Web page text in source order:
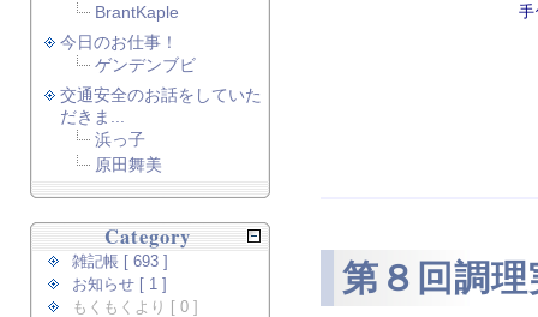
第８回調理
BrantKaple
今日のお仕事！
ゲンデンブビ
交通安全のお話をしていた
だきま...
浜っ子
原田舞美
Category
雑記帳 [ 693 ]
お知らせ [ 1 ]
もくもくより [ 0 ]